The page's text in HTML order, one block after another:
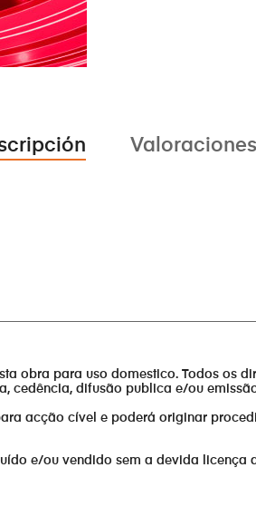
obra para uso domestico. Todos os
cedência, difusão publica e/ou
acção cível e poderá originar
e/ou vendido sem a devida licença